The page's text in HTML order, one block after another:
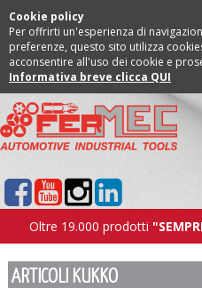
Cookie policy
Per offrirti un'esperienza di
preferenze, questo sito utilizza
acconsentire all'uso dei cookie e
Informativa breve clicca QUI
Oltre 19.000 prodotti
ARTICOLI KUKKO